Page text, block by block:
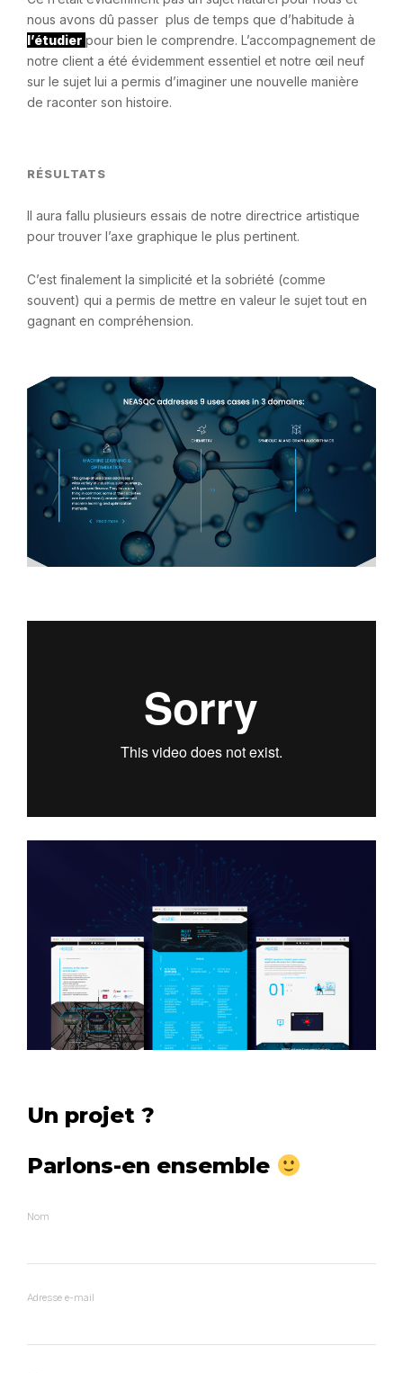
nous avons dû passer plus de temps que d’habitude à
l’étudier pour bien le comprendre. L’accompagnement de
notre client a été évidemment essentiel et notre œil neuf
sur le sujet lui a permis d’imaginer une nouvelle manière
de raconter son histoire.
RÉSULTATS
Il aura fallu plusieurs essais de notre directrice artistique
pour trouver l’axe graphique le plus pertinent.
C’est finalement la simplicité et la sobriété (comme
souvent) qui a permis de mettre en valeur le sujet tout en
gagnant en compréhension.
Un projet ?
Parlons-en ensemble
Nom
Adresse e-mail